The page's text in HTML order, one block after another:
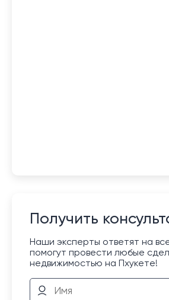
Получить
Наши эксперты ответят на
помогут провести любые
недвижимостью на Пхукете!